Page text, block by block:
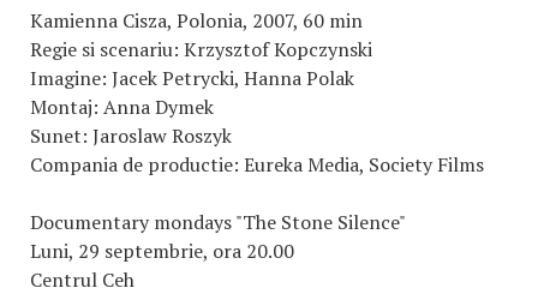
Kamienna Cisza, Polonia, 2007, 60 min
Regie si scenariu: Krzysztof Kopczynski
Imagine: Jacek Petrycki, Hanna Polak
Montaj: Anna Dymek
Sunet: Jaroslaw Roszyk
Compania de productie: Eureka Media, Society Films
Documentary mondays "The Stone Silence"
Luni, 29 septembrie, ora 20.00
Centrul Ceh